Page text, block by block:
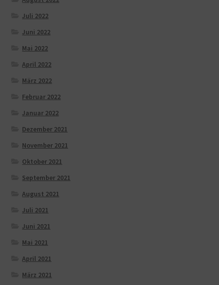
Juli 2022
Juni 2022
Mai 2022
April 2022
März 2022
Februar 2022
Januar 2022
Dezember 2021
November 2021
Oktober 2021
September 2021
August 2021
Juli 2021
Juni 2021
Mai 2021
April 2021
März 2021